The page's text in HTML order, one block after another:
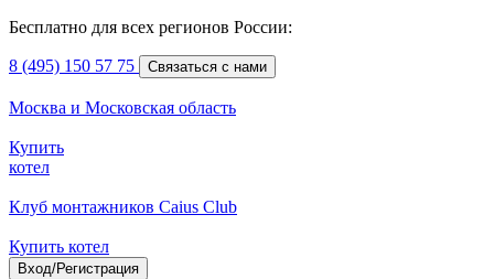
Бесплатно для всех регионов России:
8 (495) 150 57 75 Связаться с нами
Москва и Московская область
Купить
котел
Клуб монтажников Caius Club
Купить котел
Вход/Регистрация